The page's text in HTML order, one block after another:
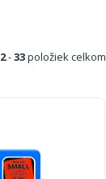
2-33položiek celkom